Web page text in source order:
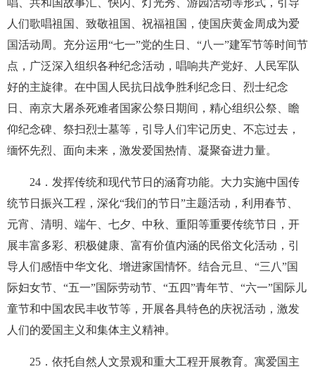
唱、共和国故事汇、快闪、灯光秀、游园活动等形式，引导
人们歌唱祖国、致敬祖国、祝福祖国，使国庆黄金周成为爱
国活动周。充分运用“七一”党的生日、“八一”建军节等时间节
点，广泛深入组织各种纪念活动，唱响共产党好、人民军队
好的主旋律。在中国人民抗日战争胜利纪念日、烈士纪念
日、南京大屠杀死难者国家公祭日期间，精心组织公祭、瞻
仰纪念碑、祭扫烈士墓等，引导人们牢记历史、不忘过去，
缅怀先烈、面向未来，激发爱国热情、凝聚奋进力量。
24 ．发挥传统和现代节日的涵育功能。大力实施中国传
统节日振兴工程，深化“我们的节日”主题活动，利用春节、
元宵、清明、端午、七夕、中秋、重阳等重要传统节日，开
展丰富多彩、积极健康、富有价值内涵的民俗文化活动，引
导人们感悟中华文化、增进家国情怀。结合元旦、“三八”国
际妇女节、“五一”国际劳动节、“五四”青年节、“六一”国际儿
童节和中国农民丰收节等，开展各具特色的庆祝活动，激发
人们的爱国主义和集体主义精神。
25 ．依托自然人文景观和重大工程开展教育。寓爱国主